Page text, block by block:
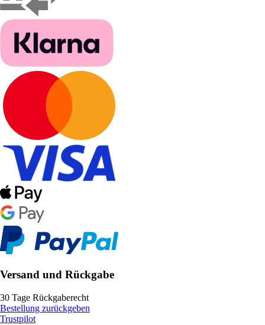
Versand und Rückgabe
30 Tage Rückgaberecht
Bestellung zurückgeben
Trustpilot